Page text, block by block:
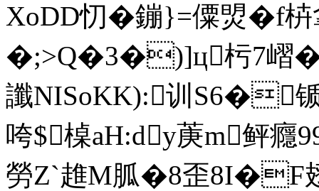
XoDD忉�鏰}=僳焽� f
�;>Q�3�)]ц杇7嶍
讖NISoKK):训S6�
咵$槕aH:dy菮m鲆
勞Z`趡M胍�8歪8I�F